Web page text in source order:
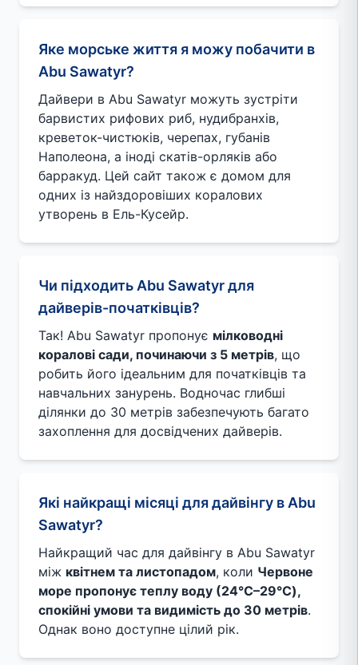
Яке морське життя я можу побачити в
Abu Sawatyr?
Дайвери в Abu Sawatyr можуть зустріти
барвистих рифових риб, нудибранхів,
креветок-чистюків, черепах, губанів
Наполеона, а іноді скатів-орляків або
барракуд. Цей сайт також є домом для
одних із найздоровіших коралових
утворень в Ель-Кусейр.
Чи підходить Abu Sawatyr для
дайверів-початківців?
Так! Abu Sawatyr пропонує мілководні
коралові сади, починаючи з 5 метрів, що
робить його ідеальним для початківців та
навчальних занурень. Водночас глибші
ділянки до 30 метрів забезпечують багато
захоплення для досвідчених дайверів.
Які найкращі місяці для дайвінгу в Abu
Sawatyr?
Найкращий час для дайвінгу в Abu Sawatyr
між квітнем та листопадом, коли Червоне
море пропонує теплу воду (24°C–29°C),
спокійні умови та видимість до 30 метрів.
Однак воно доступне цілий рік.